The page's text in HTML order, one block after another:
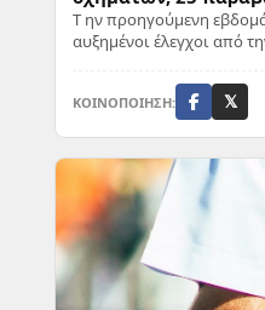
Τ ην προηγούμενη
αυξημένοι έλεγχοι από
πραγματοποι...
ΚΟΙΝΟΠΟΙΗΣΗ: 𝕏